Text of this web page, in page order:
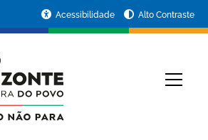
Acessibilidade Alto Contraste